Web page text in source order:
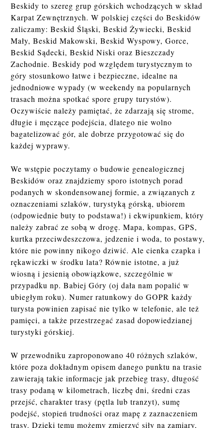
Beskidy to szereg grup górskich wchodzących w skład
Karpat Zewnętrznych. W polskiej części do Beskidów
zaliczamy: Beskid Śląski, Beskid Żywiecki, Beskid
Mały, Beskid Makowski, Beskid Wyspowy, Gorce,
Beskid Sądecki, Beskid Niski oraz Bieszczady
Zachodnie. Beskidy pod względem turystycznym to
góry stosunkowo łatwe i bezpieczne, idealne na
jednodniowe wypady (w weekendy na popularnych
trasach można spotkać spore grupy turystów).
Oczywiście należy pamiętać, że zdarzają się strome,
długie i męczące podejścia, dlatego nie wolno
bagatelizować gór, ale dobrze przygotować się do
każdej wyprawy.
We wstępie poczytamy o budowie genealogicznej
Beskidów oraz znajdziemy sporo istotnych porad
podanych w skondensowanej formie, a związanych z
oznaczeniami szlaków, turystyką górską, ubiorem
(odpowiednie buty to podstawa!) i ekwipunkiem, który
należy zabrać ze sobą w drogę. Mapa, kompas, GPS,
kurtka przeciwdeszczowa, jedzenie i woda, to postawy,
które nie powinny nikogo dziwić. Ale cienka czapka i
rękawiczki w środku lata? Równie istotne, a już
wiosną i jesienią obowiązkowe, szczególnie w
przypadku np. Babiej Góry (oj dała nam popalić w
ubiegłym roku). Numer ratunkowy do GOPR każdy
turysta powinien zapisać nie tylko w telefonie, ale też
pamięci, a także przestrzegać zasad dopowiedzianej
turystyki górskiej.
W przewodniku zaproponowano 40 różnych szlaków,
które poza dokładnym opisem danego punktu na trasie
zawierają takie informacje jak przebieg trasy, długość
trasy podaną w kilometrach, liczbę dni, średni czas
przejść, charakter trasy (pętla lub tranzyt), sumę
podejść, stopień trudności oraz mapę z zaznaczeniem
trasy. Dzięki temu możemy zmierzyć siły na zamiary,